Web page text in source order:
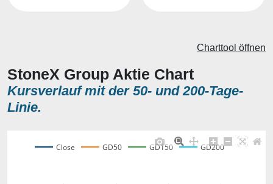
StoneX Group Aktie Chart
Kursverlauf mit der 50- und 200-Tage-
Linie.
Charttool öffnen
Close GD50 GD150 GD200